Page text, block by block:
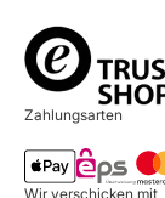
Zahlungsarten
Wir verschicken mit